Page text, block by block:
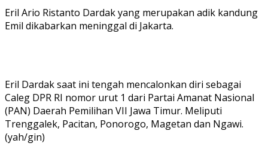
Eril Ario Ristanto Dardak yang merupakan adik kandung
Emil dikabarkan meninggal di Jakarta.
Eril Dardak saat ini tengah mencalonkan diri sebagai
Caleg DPR RI nomor urut 1 dari Partai Amanat Nasional
(PAN) Daerah Pemilihan VII Jawa Timur. Meliputi
Trenggalek, Pacitan, Ponorogo, Magetan dan Ngawi.
(yah/gin)